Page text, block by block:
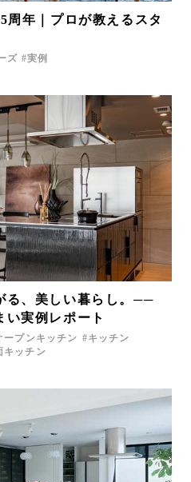
周年｜プロが教えるスタ
ズ 実例
る、美しい暮らし。──
い実例レポート
ープンキッチン
キッチン
キッチン